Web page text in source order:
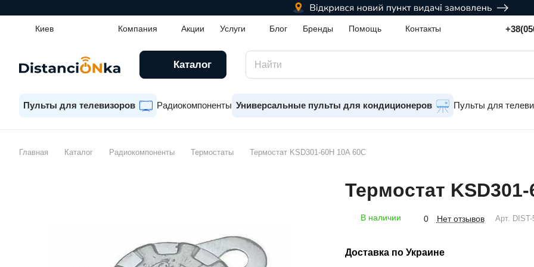
Киев Компания Акции Услуги Блог Бренды Помощь Контакты
Каталог
Пульты для телевизоров Радиокомпоненты Универсальные пульты для кондиционеров Пульты для
Главная Каталог Радиокомпоненты Термостаты Термостат KSD301-60H 10A 60C
Термостат KSD301-
В наличии 0 Нет отзывов Арт.
Доставка по Украине